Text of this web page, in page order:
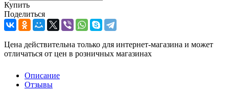
Купить
Поделиться
Цена действительна только для интернет-магазина и может
отличаться от цен в розничных магазинах
Описание
Отзывы